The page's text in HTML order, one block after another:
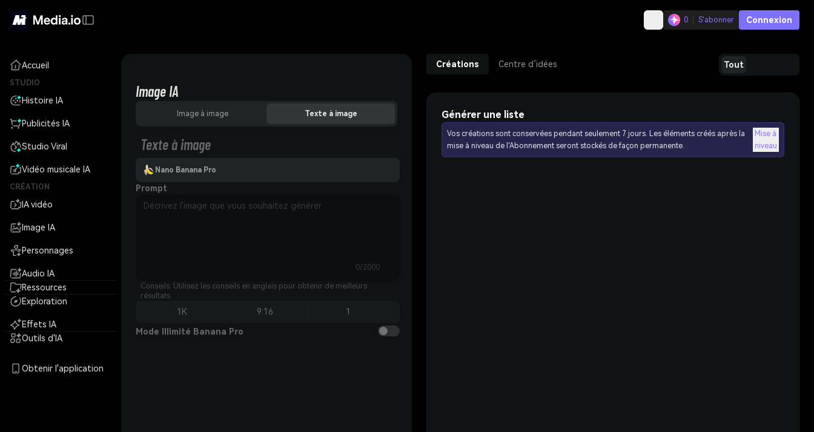
0 S'abonner Connexion
Accueil
STUDIO
Histoire IA
Publicités IA
Studio Viral
Vidéo musicale IA
CRÉATION
IA vidéo
Image IA
Personnages
Audio IA
Ressources
Exploration
Effets IA
Outils d'IA
Obtenir l'application
Image IA
Image à image Texte à image
Texte à image
Nano Banana Pro
Prompt
0/2000
Conseils: Utilisez les conseils en anglais pour obtenir de meilleurs
résultats.
1K 9:16 1
Mode Illimité Banana Pro
Créations Centre d’idées Tout
Générer une liste
Vos créations sont conservées pendant seulement 7 jours. Les éléments créés après la
mise à niveau de l'Abonnement seront stockés de façon permanente.
Mise à
niveau